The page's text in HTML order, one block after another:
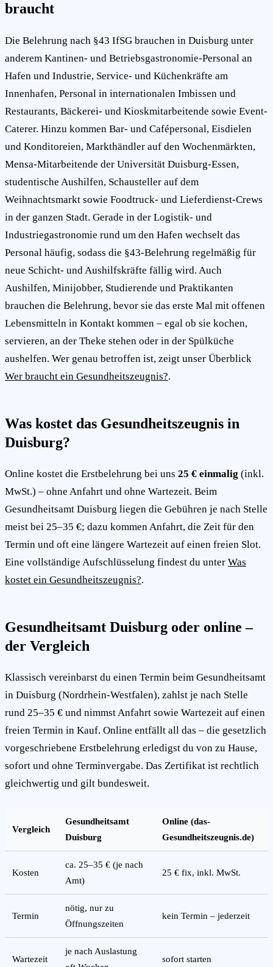
braucht
Die Belehrung nach §43 IfSG brauchen in Duisburg unter
anderem Kantinen- und Betriebsgastronomie-Personal an
Hafen und Industrie, Service- und Küchenkräfte am
Innenhafen, Personal in internationalen Imbissen und
Restaurants, Bäckerei- und Kioskmitarbeitende sowie Event-
Caterer. Hinzu kommen Bar- und Cafépersonal, Eisdielen
und Konditoreien, Markthändler auf den Wochenmärkten,
Mensa-Mitarbeitende der Universität Duisburg-Essen,
studentische Aushilfen, Schausteller auf dem
Weihnachtsmarkt sowie Foodtruck- und Lieferdienst-Crews
in der ganzen Stadt. Gerade in der Logistik- und
Industriegastronomie rund um den Hafen wechselt das
Personal häufig, sodass die §43-Belehrung regelmäßig für
neue Schicht- und Aushilfskräfte fällig wird. Auch
Aushilfen, Minijobber, Studierende und Praktikanten
brauchen die Belehrung, bevor sie das erste Mal mit offenen
Lebensmitteln in Kontakt kommen – egal ob sie kochen,
servieren, an der Theke stehen oder in der Spülküche
aushelfen. Wer genau betroffen ist, zeigt unser Überblick
Wer braucht ein Gesundheitszeugnis?.
Was kostet das Gesundheitszeugnis in
Duisburg?
Online kostet die Erstbelehrung bei uns 25 € einmalig (inkl.
MwSt.) – ohne Anfahrt und ohne Wartezeit. Beim
Gesundheitsamt Duisburg liegen die Gebühren je nach Stelle
meist bei 25–35 €; dazu kommen Anfahrt, die Zeit für den
Termin und oft eine längere Wartezeit auf einen freien Slot.
Eine vollständige Aufschlüsselung findest du unter Was
kostet ein Gesundheitszeugnis?.
Gesundheitsamt Duisburg oder online –
der Vergleich
Klassisch vereinbarst du einen Termin beim Gesundheitsamt
in Duisburg (Nordrhein-Westfalen), zahlst je nach Stelle
rund 25–35 € und nimmst Anfahrt sowie Wartezeit auf einen
freien Termin in Kauf. Online entfällt all das – die gesetzlich
vorgeschriebene Erstbelehrung erledigst du von zu Hause,
sofort und ohne Terminvergabe. Das Zertifikat ist rechtlich
gleichwertig und gilt bundesweit.
Vergleich
Gesundheitsamt
Duisburg
Online (das-
Gesundheitszeugnis.de)
Kosten
ca. 25–35 € (je nach
Amt)
25 € fix, inkl. MwSt.
Termin
nötig, nur zu
Öffnungszeiten
kein Termin – jederzeit
Wartezeit
je nach Auslastung
sofort starten